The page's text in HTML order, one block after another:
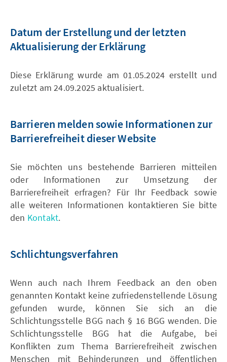
Datum der Erstellung und der letzten
Aktualisierung der Erklärung
Diese Erklärung wurde am 01.05.2024 erstellt und
zuletzt am 24.09.2025 aktualisiert.
Barrieren melden sowie Informationen zur
Barrierefreiheit dieser Website
Sie möchten uns bestehende Barrieren mitteilen
oder Informationen zur Umsetzung der
Barrierefreiheit erfragen? Für Ihr Feedback sowie
alle weiteren Informationen kontaktieren Sie bitte
den Kontakt.
Schlichtungsverfahren
Wenn auch nach Ihrem Feedback an den oben
genannten Kontakt keine zufriedenstellende Lösung
gefunden wurde, können Sie sich an die
Schlichtungsstelle BGG nach § 16 BGG wenden. Die
Schlichtungsstelle BGG hat die Aufgabe, bei
Konflikten zum Thema Barrierefreiheit zwischen
Menschen mit Behinderungen und öffentlichen